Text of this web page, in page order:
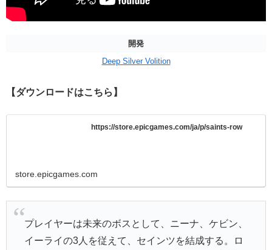
開発
Deep Silver Volition
【ダウンロードはこちら】
https://store.epicgames.com/ja/p/saints-row
store.epicgames.com
プレイヤーは未来のボスとして、ニーナ、ケビン、
イーライの3人を従えて、セインツを結成する。ロ